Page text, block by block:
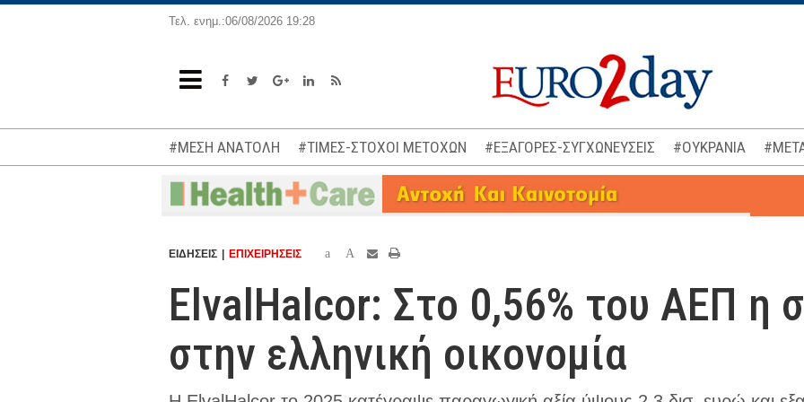
Τελ. ενημ.:06/08/2026 19:28
#ΜΕΣΗ ΑΝΑΤΟΛΗ #ΤΙΜΕΣ-ΣΤΟΧΟΙ ΜΕΤΟΧΩΝ #ΕΞΑΓΟΡΕΣ-ΣΥΓΧΩΝΕΥΣΕΙΣ #ΟΥΚΡΑΝΙΑ
ΕΙΔΗΣΕΙΣ ΕΠΙΧΕΙΡΗΣΕΙΣ a A
ElvalHalcor: Στο 0,56% του ΑΕΠ η
στην ελληνική οικονομία